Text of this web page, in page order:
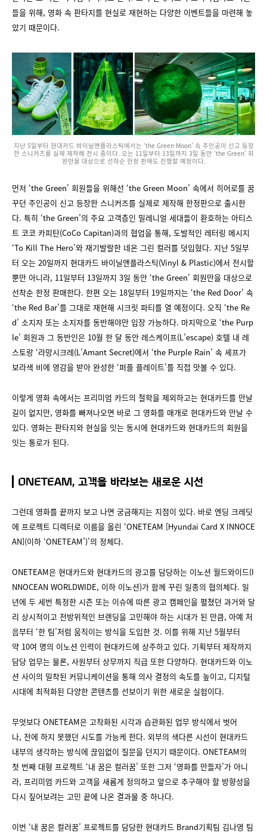
들을 위해, 영화 속 판타지를 현실로 재현하는 다양한 이벤트들을 마련해 놓
았기 때문이다.
지난 5일부터 현대카드 바이닐앤플라스틱에서는 ‘the Green Moon’ 속 주인공이 신고 등장
한 스니커즈를 실제 제작해 전시 중이다. 오는 11일부터 13일까지 3일 동안 ‘the Green’ 회
원만을 대상으로 선착순 한정 판매도 진행할 예정이다.
먼저 ‘the Green’ 회원들을 위해선 ‘the Green Moon’ 속에서 히어로를 꿈
꾸던 주인공이 신고 등장한 스니커즈를 실제로 제작해 한정판으로 출시한
다. 특히 ‘the Green’의 주요 고객층인 밀레니얼 세대들이 환호하는 아티스
트 코코 카피탄(CoCo Capitan)과의 협업을 통해, 도발적인 레터링 메시지
‘To Kill The Hero’와 재기발랄한 네온 그린 컬러를 덧입혔다. 지난 5일부
터 오는 20일까지 현대카드 바이닐앤플라스틱(Vinyl & Plastic)에서 전시할
뿐만 아니라, 11일부터 13일까지 3일 동안 ‘the Green’ 회원만을 대상으로
선착순 한정 판매한다. 한편 오는 18일부터 19일까지는 ‘the Red Door’ 속
‘the Red Bar’를 그대로 재현해 시크릿 파티를 열 예정이다. 오직 ‘the Re
d’ 소지자 또는 소지자를 동반해야만 입장 가능하다. 마지막으로 ‘the Purp
le’ 회원과 그 동반인은 10월 한 달 동안 레스케이프(L’escape) 호텔 내 레
스토랑 ‘라망시크레(L’Amant Secret)에서 ‘the Purple Rain’ 속 셰프가
보라색 비에 영감을 받아 완성한 ‘퍼플 플레이트’를 직접 맛볼 수 있다.
이렇게 영화 속에서는 프리미엄 카드의 철학을 제외하고는 현대카드를 만날
길이 없지만, 영화를 빠져나오면 바로 그 영화를 매개로 현대카드와 만날 수
있다. 영화는 판타지와 현실을 잇는 동시에 현대카드와 현대카드의 회원을
잇는 통로가 된다.
ONETEAM, 고객을 바라보는 새로운 시선
그런데 영화를 끝까지 보고 나면 궁금해지는 지점이 있다. 바로 엔딩 크레딧
에 프로젝트 디렉터로 이름을 올린 ‘ONETEAM [Hyundai Card X INNOCE
AN](이하 ‘ONETEAM’)’의 정체다.
ONETEAM은 현대카드와 현대카드의 광고를 담당하는 이노션 월드와이드(I
NNOCEAN WORLDWIDE, 이하 이노션)가 함께 꾸린 일종의 협의체다. 일
년에 두 세번 특정한 시즌 또는 이슈에 따른 광고 캠페인을 펼쳤던 과거와 달
리 상시적이고 전방위적인 브랜딩을 고민해야 하는 시대가 된 만큼, 아예 처
음부터 ‘한 팀’처럼 움직이는 방식을 도입한 것. 이를 위해 지난 5월부터
약 10여 명의 이노션 인력이 현대카드에 상주하고 있다. 기획부터 제작까지
담당 업무는 물론, 사원부터 상무까지 직급 또한 다양하다. 현대카드와 이노
션 사이의 밀착된 커뮤니케이션을 통해 의사 결정의 속도를 높이고, 디지털
시대에 최적화된 다양한 콘텐츠를 선보이기 위한 새로운 실험이다.
무엇보다 ONETEAM은 고착화된 시각과 습관화된 업무 방식에서 벗어
나, 전에 하지 못했던 시도를 가능케 한다. 외부의 색다른 시선이 현대카드
내부의 생각하는 방식에 끊임없이 질문을 던지기 때문이다. ONETEAM의
첫 번째 대형 프로젝트 ‘내 꿈은 컬러꿈’ 또한 그저 ‘영화를 만들자’가 아니
라, 프리미엄 카드와 고객을 새롭게 정의하고 앞으로 추구해야 할 방향성을
다시 짚어보려는 고민 끝에 나온 결과물 중 하나다.
이번 ‘내 꿈은 컬러꿈’ 프로젝트를 담당한 현대카드 Brand기획팀 김나영 팀